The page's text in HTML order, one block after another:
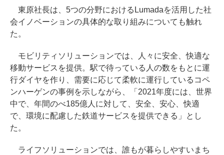
東原社長は、5つの分野におけるLumadaを活用した社
会イノベーションの具体的な取り組みについても触れ
た。
モビリティソリューションでは、人々に安全、快適な
移動サービスを提供。駅で待っている人の数をもとに運
行ダイヤを作り、需要に応じて柔軟に運行しているコペ
ンハーゲンの事例を示しながら、「2021年度には、世界
中で、年間のべ185億人に対して、安全、安心、快適
で、環境に配慮した鉄道サービスを提供できる」とし
た。
ライフソリューションでは、誰もが暮らしやすいまち